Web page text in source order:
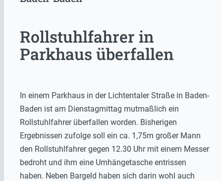
Rollstuhlfahrer in
Parkhaus überfallen
In einem Parkhaus in der Lichtentaler Straße in Baden-
Baden ist am Dienstagmittag mutmaßlich ein
Rollstuhlfahrer überfallen worden. Bisherigen
Ergebnissen zufolge soll ein ca. 1,75m großer Mann
den Rollstuhlfahrer gegen 12.30 Uhr mit einem Messer
bedroht und ihm eine Umhängetasche entrissen
haben. Neben Bargeld haben sich darin wohl auch